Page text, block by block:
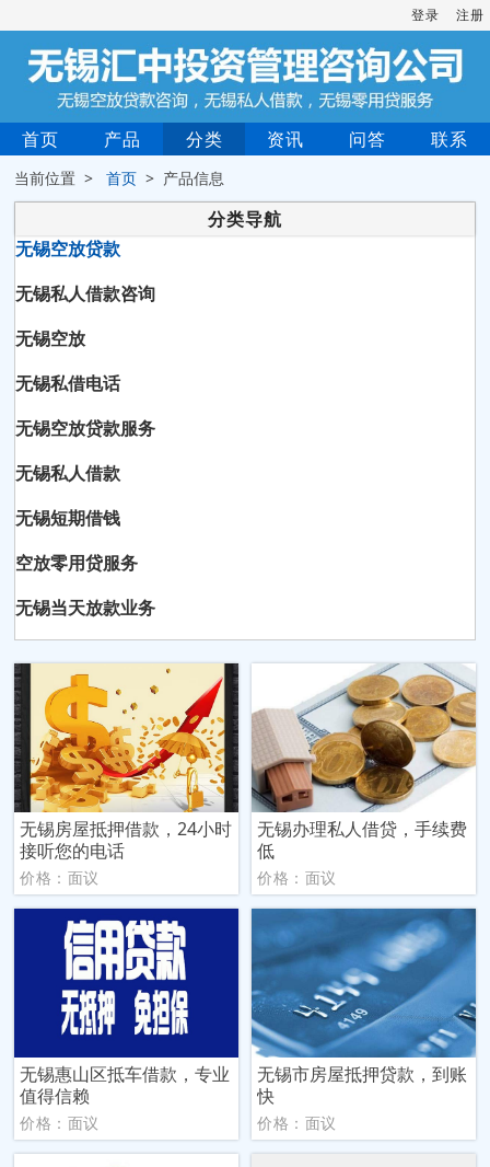
登录 注册
首页 产品 分类 资讯 问答 联系
当前位置 >首页 > 产品信息
分类导航
无锡空放贷款
无锡私人借款咨询
无锡空放
无锡私借电话
无锡空放贷款服务
无锡私人借款
无锡短期借钱
空放零用贷服务
无锡当天放款业务
无锡房屋抵押借款，24小时
接听您的电话
价格：面议
无锡办理私人借贷，手续费
低
价格：面议
无锡惠山区抵车借款，专业
值得信赖
价格：面议
无锡市房屋抵押贷款，到账
快
价格：面议